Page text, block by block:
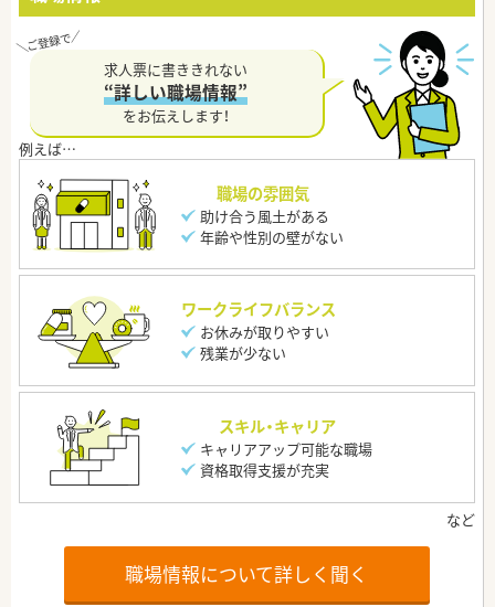
求人票に書ききれない
“詳しい職場情報”
をお伝えします！
職場の雰囲気
助け合う風土がある
年齢や性別の壁がない
ワークライフバランス
お休みが取りやすい
残業が少ない
スキル・キャリア
キャリアアップ可能な職場
資格取得支援が充実
職場情報について詳しく聞く